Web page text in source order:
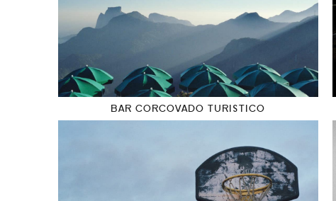
BAR CORCOVADO TURISTICO